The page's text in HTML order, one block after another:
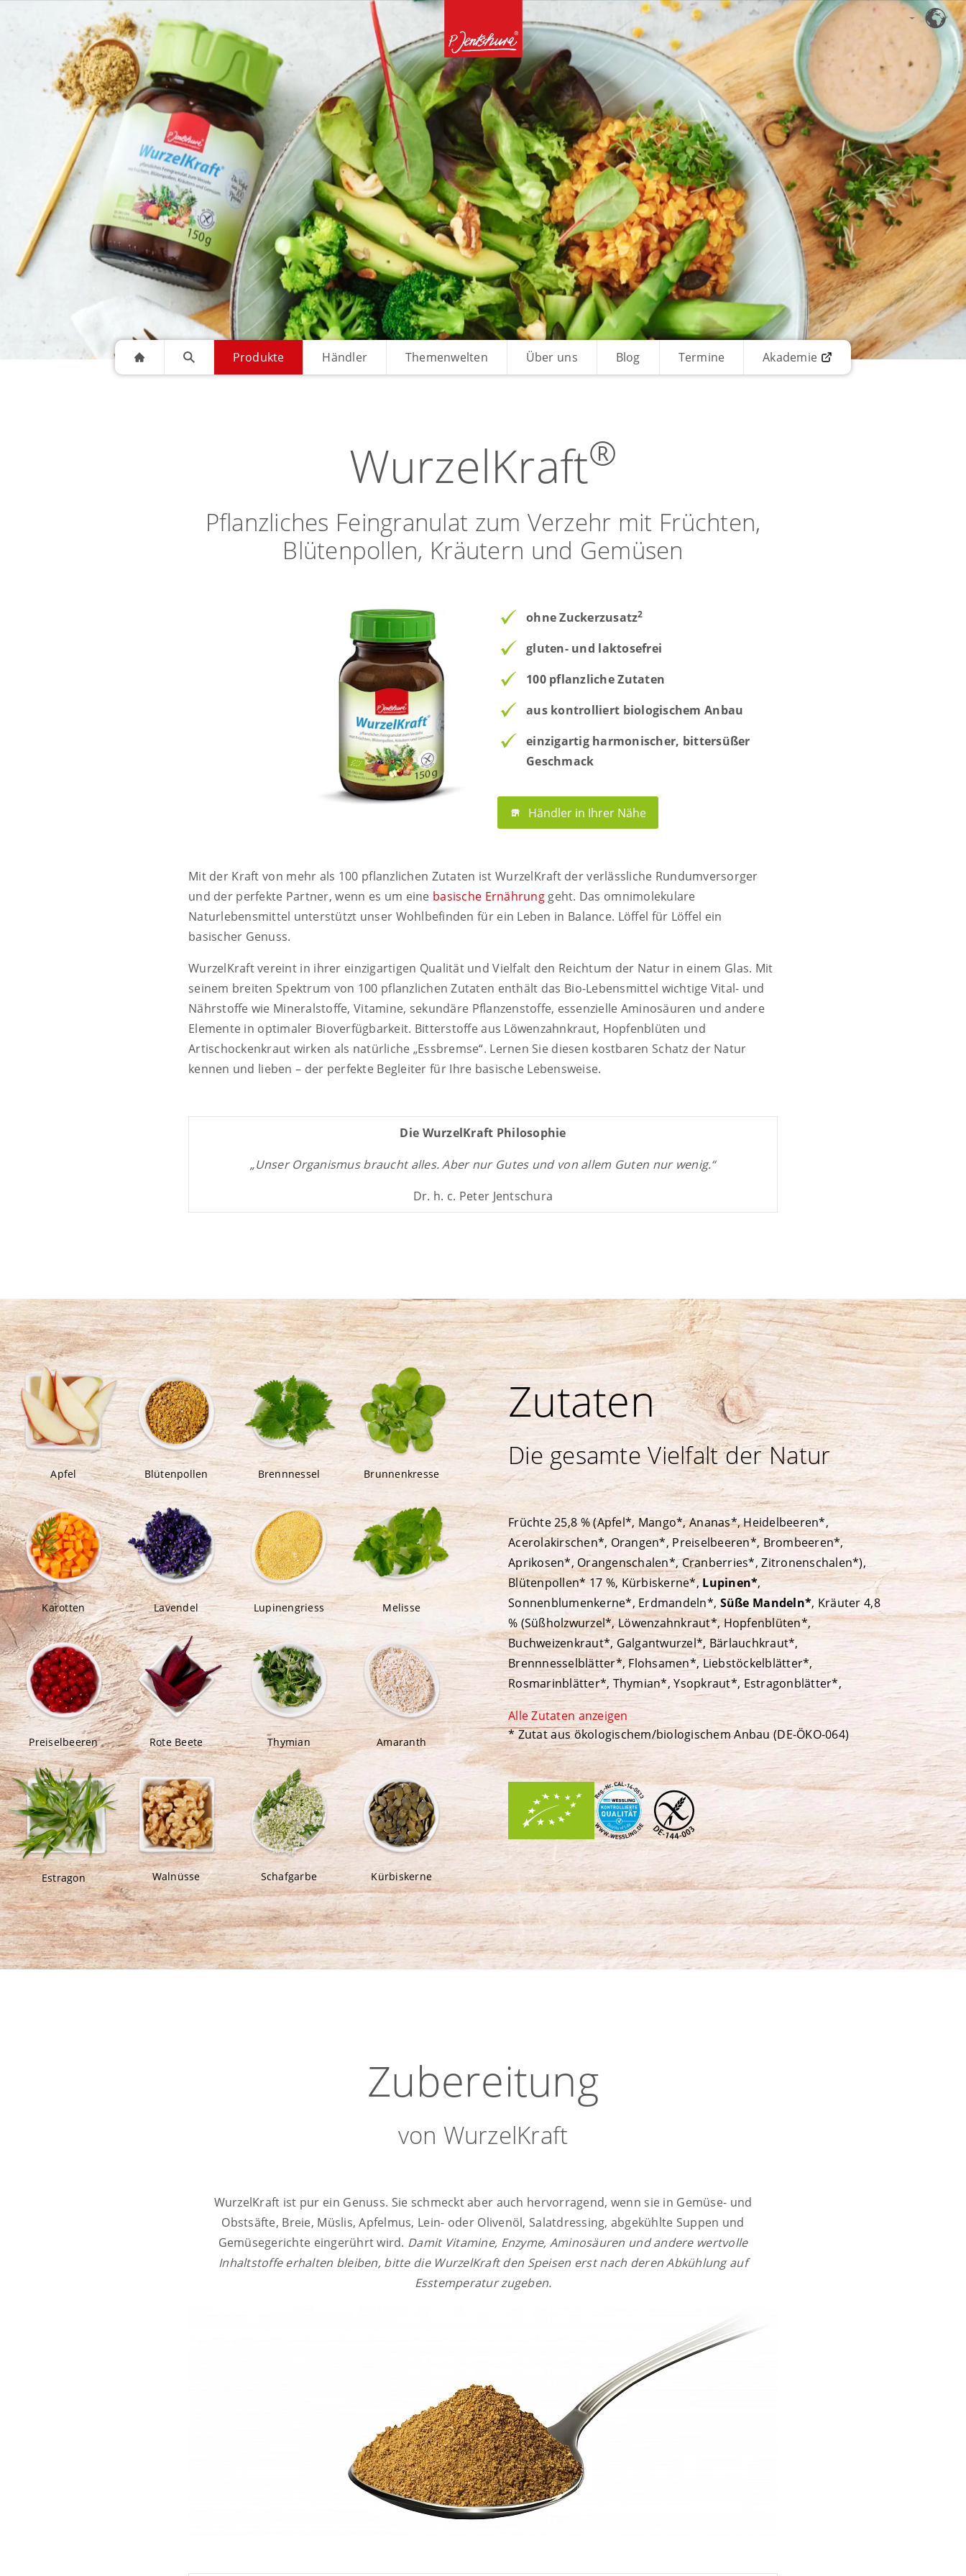
Produkte Händler Themenwelten Über uns Blog Termine Akademie
WurzelKraft®
Pflanzliches Feingranulat zum Verzehr mit Früchten,
Blütenpollen, Kräutern und Gemüsen
ohne Zuckerzusatz2
gluten- und laktosefrei
100 pflanzliche Zutaten
aus kontrolliert biologischem Anbau
einzigartig harmonischer, bittersüßer
Geschmack
Händler in Ihrer Nähe
Mit der Kraft von mehr als 100 pflanzlichen Zutaten ist WurzelKraft der verlässliche Rundumversorger
und der perfekte Partner, wenn es um eine basische Ernährunggeht. Das omnimolekulare
Naturlebensmittel unterstützt unser Wohlbefinden für ein Leben in Balance. Löffel für Löffel ein
basischer Genuss.
WurzelKraft vereint in ihrer einzigartigen Qualität und Vielfalt den Reichtum der Natur in einem Glas. Mit
seinem breiten Spektrum von 100 pflanzlichen Zutaten enthält das Bio-Lebensmittel wichtige Vital- und
Nährstoffe wie Mineralstoffe, Vitamine, sekundäre Pflanzenstoffe, essenzielle Aminosäuren und andere
Elemente in optimaler Bioverfügbarkeit. Bitterstoffe aus Löwenzahnkraut, Hopfenblüten und
Artischockenkraut wirken als natürliche „Essbremse“. Lernen Sie diesen kostbaren Schatz der Natur
kennen und lieben – der perfekte Begleiter für Ihre basische Lebensweise.
Die WurzelKraft Philosophie
„Unser Organismus braucht alles. Aber nur Gutes und von allem Guten nur wenig.“
Dr. h. c. Peter Jentschura
Apfel Blütenpollen Brennnessel Brunnenkresse
Karotten Lavendel Lupinengriess Melisse
Preiselbeeren Rote Beete Thymian Amaranth
Estragon Walnüsse Schafgarbe Kürbiskerne
Zutaten
Die gesamte Vielfalt der Natur
Früchte 25,8 % (Apfel*, Mango*, Ananas*, Heidelbeeren*,
Acerolakirschen*, Orangen*, Preiselbeeren*, Brombeeren*,
Aprikosen*, Orangenschalen*, Cranberries*, Zitronenschalen*),
Blütenpollen* 17 %, Kürbiskerne*,Lupinen*,
Sonnenblumenkerne*, Erdmandeln*, Süße Mandeln*, Kräuter 4,8
% (Süßholzwurzel*, Löwenzahnkraut*, Hopfenblüten*,
Buchweizenkraut*, Galgantwurzel*, Bärlauchkraut*,
Brennnesselblätter*, Flohsamen*, Liebstöckelblätter*,
Rosmarinblätter*, Thymian*, Ysopkraut*, Estragonblätter*,
Eukalyptusblätter*, Melissenblätter*, Schachtelhalmkraut*,
Schafgarbenkraut*, Weinblätter grün*, Artischockenkraut*,
Basilikum*, Bohnenkraut*, Brunnenkresse*, Dillspitzen*,
Zitronenverbenenblätter*, Holunderblüten*,
Johannisbeerblätter*, Lavendelblüten*, Lindenblätter*,
Lindenblüten silber*, Lungenkraut*, Melissenkraut*,
Orangenblätter*, Quendelkraut*, Brennnesselkraut*,
Brombeerblätter*, Erdbeerblätter*, Himbeerblätter*,
Kapuzinerkressekraut*, Lemongras*, Maishaare*, Majoran*,
Rosenblütenblätter rosa*,Sellerieblätter*, Tausendgüldenkraut*,
Kerbelblätter*), Gemüse 2,8 % (Rote Bete*, Kohlblätter*, Linsen
rot*, Karotten*, Rettich schwarz*, Zucchini*, Spargel*,
Kichererbsen*, Bohnen*, Brokkoli*, Meerrettichwurzel*, Spinat*,
Zwiebeln*), Buchweizen*, Hirse*, Walnüsse*, Gewürze*,
Alle Zutaten anzeigen
* Zutat aus ökologischem/biologischem Anbau (DE-ÖKO-064)
Zubereitung
von WurzelKraft
WurzelKraft ist pur ein Genuss. Sie schmeckt aber auch hervorragend, wenn sie in Gemüse- und
Obstsäfte, Breie, Müslis, Apfelmus, Lein- oder Olivenöl, Salatdressing, abgekühlte Suppen und
Gemüsegerichte eingerührt wird. Damit Vitamine, Enzyme, Aminosäuren und andere wertvolle
Inhaltstoffe erhalten bleiben, bitte die WurzelKraft den Speisen erst nach deren Abkühlung auf
Esstemperatur zugeben.